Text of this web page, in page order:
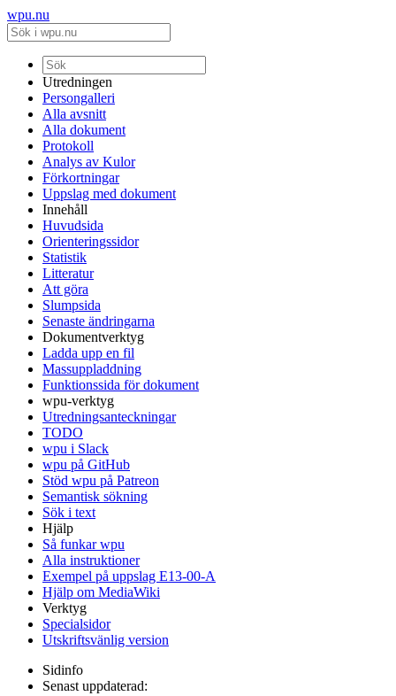
wpu.nu
Utredningen
Persongalleri
Alla avsnitt
Alla dokument
Protokoll
Analys av Kulor
Förkortningar
Uppslag med dokument
Innehåll
Huvudsida
Orienteringssidor
Statistik
Litteratur
Att göra
Slumpsida
Senaste ändringarna
Dokumentverktyg
Ladda upp en fil
Massuppladdning
Funktionssida för dokument
wpu-verktyg
Utredningsanteckningar
TODO
wpu i Slack
wpu på GitHub
Stöd wpu på Patreon
Semantisk sökning
Sök i text
Hjälp
Så funkar wpu
Alla instruktioner
Exempel på uppslag E13-00-A
Hjälp om MediaWiki
Verktyg
Specialsidor
Utskriftsvänlig version
Sidinfo
Senast uppdaterad: